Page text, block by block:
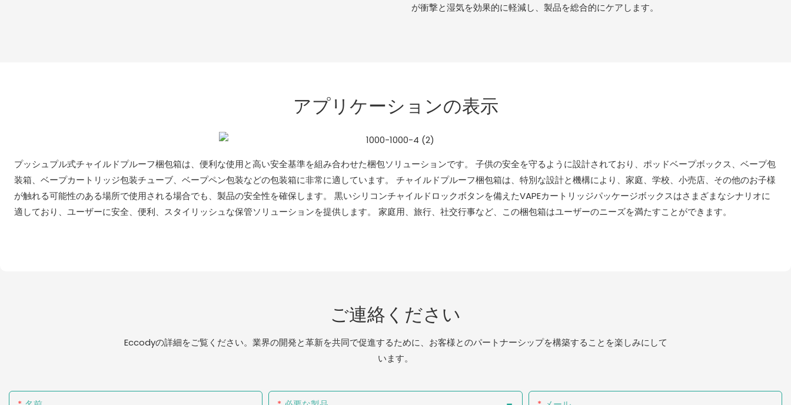
が衝撃と湿気を効果的に軽減し、製品を総合的にケアします。
アプリケーションの表示
プッシュプル式チャイルドプルーフ梱包箱は、便利な使用と高い安全基準を組み合わせた梱包ソリューションです。 子供の安全を守るように設計されており、ポッドベープボックス、ベープ包
装箱、ベープカートリッジ包装チューブ、ベープペン包装などの包装箱に非常に適しています。 チャイルドプルーフ梱包箱は、特別な設計と機構により、家庭、学校、小売店、その他のお子様
が触れる可能性のある場所で使用される場合でも、製品の安全性を確保します。 黒いシリコンチャイルドロックボタンを備えたVAPEカートリッジパッケージボックスはさまざまなシナリオに
適しており、ユーザーに安全、便利、スタイリッシュな保管ソリューションを提供します。 家庭用、旅行、社交行事など、この梱包箱はユーザーのニーズを満たすことができます。
ご連絡ください
Eccodyの詳細をご覧ください。業界の開発と革新を共同で促進するために、お客様とのパートナーシップを構築することを楽しみにして
います。